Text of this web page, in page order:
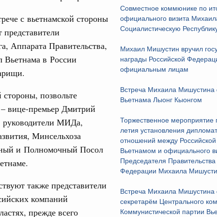
Совместное коммюнике по
официального визита
Социалистическую
Михаил Мишустин вручил
награды Российской
официальным лицам
Встреча Михаила Мишустина
Вьетнама Лыонг Кыонгом
Торжественное мероприятие
летия установления
отношений между
Вьетнамом и официального
Председателя Правительства
Федерации Михаила
Встреча Михаила Мишустина
секретарём Центрального
Коммунистической партии
с вьетнамской стороны
представители
Аппарата Правительства,
Вьетнама в России
позвольте
вице-премьер Дмитрий
МИДа,
Минсельхоза
и Полномочный Посол
также представители
компаний
прежде всего
итогам XI конференции «Цифровая
спорт
поздравили россиян с Днём
организации. Добровольчество и волонтёрство.
медиков с 10-летием
Татьяна Голикова поздравила участников
«Волонтёры-медики» с 10-летним юбилеем.
комиссии Всероссийского конкурса лучших
31
С
Для
Архив
Email